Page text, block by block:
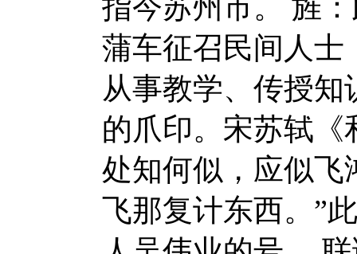
指今苏州市。 旌
蒲车征召民间人士
从事教学、传授
的爪印。宋苏轼《
处知何似，应似飞
飞那复计东西。”